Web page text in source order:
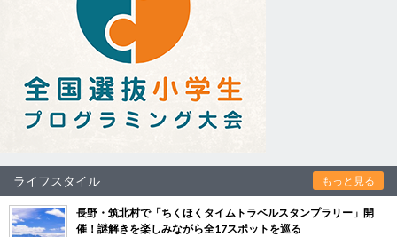
ライフスタイル もっと見る
長野・筑北村で「ちくほくタイムトラベルスタンプラリー」開
催！謎解きを楽しみながら全17スポットを巡る